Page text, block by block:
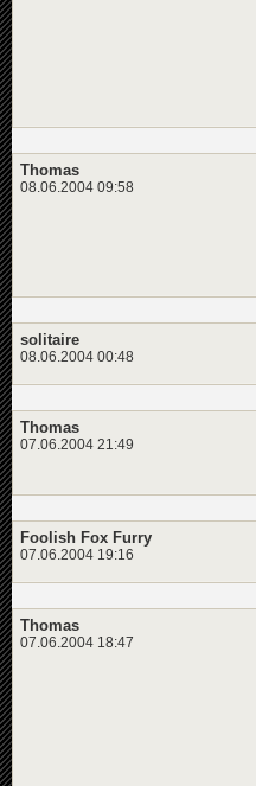
Thomas
08.06.2004 09:58
solitaire
08.06.2004 00:48
Thomas
07.06.2004 21:49
Foolish Fox Furry
07.06.2004 19:16
Thomas
07.06.2004 18:47